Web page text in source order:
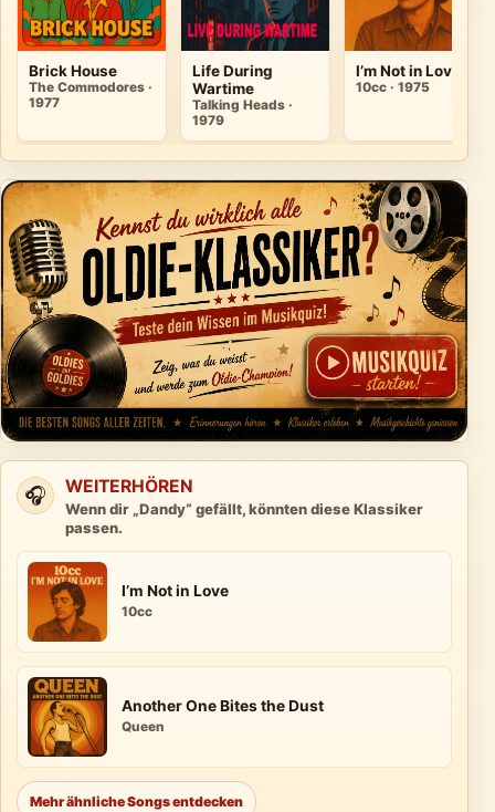
Brick House
The Commodores ·
1977
Life During
Wartime
Talking Heads ·
1979
I’m Not in Love
10cc · 1975
🎧 WEITERHÖREN
Wenn dir „Dandy“ gefällt, könnten diese Klassiker
passen.
I’m Not in Love
10cc
Another One Bites the Dust
Queen
Mehr ähnliche Songs entdecken